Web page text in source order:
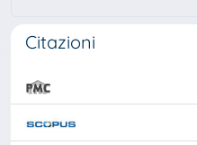
Citazioni